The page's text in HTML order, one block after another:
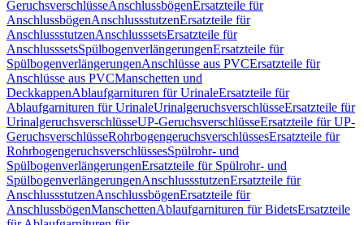
GeruchsverschlüsseAnschlussbögenErsatzteile für
AnschlussbögenAnschlussstutzenErsatzteile für
AnschlussstutzenAnschlusssetsErsatzteile für
AnschlusssetsSpülbogenverlängerungenErsatzteile für
SpülbogenverlängerungenAnschlüsse aus PVCErsatzteile für
Anschlüsse aus PVCManschetten und
DeckkappenAblaufgarnituren für UrinaleErsatzteile für
Ablaufgarnituren für UrinaleUrinalgeruchsverschlüsseErsatzteile für
UrinalgeruchsverschlüsseUP-GeruchsverschlüsseErsatzteile für UP-
GeruchsverschlüsseRohrbogengeruchsverschlüssesErsatzteile für
RohrbogengeruchsverschlüssesSpülrohr- und
SpülbogenverlängerungenErsatzteile für Spülrohr- und
SpülbogenverlängerungenAnschlussstutzenErsatzteile für
AnschlussstutzenAnschlussbögenErsatzteile für
AnschlussbögenManschettenAblaufgarnituren für BidetsErsatzteile